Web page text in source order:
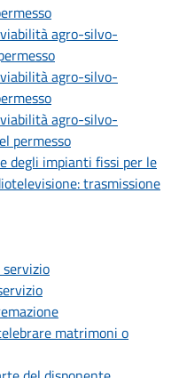
agro-silvo-
agro-silvo-
agro-silvo-
permesso
degli impianti fissi per le
trasmissione
servizio
matrimoni o